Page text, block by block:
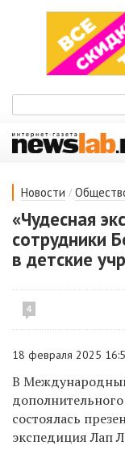
Новости /
«Чудесная
сотрудники
в детские
4
18 февраля 2025
В
состоялась
экспедиция Лап